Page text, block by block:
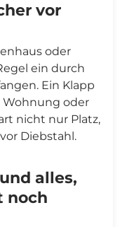
vor
oder
ein durch
Ein Klapp
Wohnung oder
nicht nur Platz,
Diebstahl.
alles,
noch